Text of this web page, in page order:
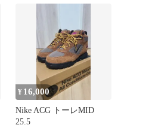
グ シューズ メンズ
¥ 16,000
Nike ACG トーレMID
25.5